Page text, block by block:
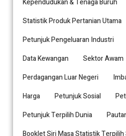
Kependudukan & Tenaga Buruh
Statistik Produk Pertanian Utama
Petunjuk Pengeluaran Industri
Data Kewangan
Sektor Awam
Perdagangan Luar Negeri
Harga
Petunjuk Sosial
Petunjuk Terpilih Dunia
Booklet Siri Masa Statistik